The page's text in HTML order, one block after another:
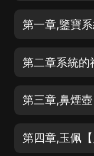
第一章,鑒寶系
第二章系統的
第三章,鼻煙壺
第四章,玉佩【